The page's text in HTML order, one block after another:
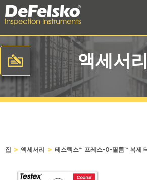
액세서리
집 > 액세서리 > 테스텍스™ 프레스-O-필름™ 복제